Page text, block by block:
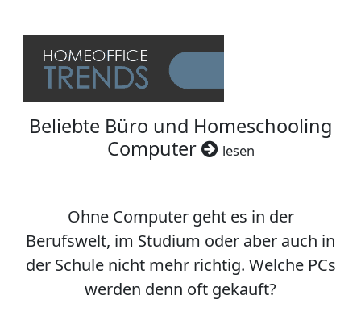
Beliebte Büro und Homeschooling
Computer
lesen
Ohne Computer geht es in der
Berufswelt, im Studium oder aber auch in
der Schule nicht mehr richtig. Welche PCs
werden denn oft gekauft?